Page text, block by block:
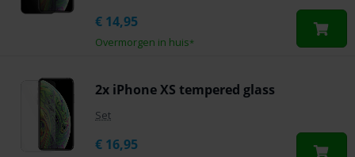
Overmorgen in huis*
€ 14,95
2x iPhone XS tempered glass
Set
€ 16,95